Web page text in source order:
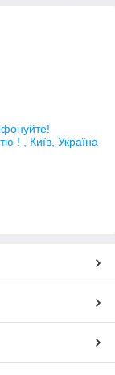
! , Київ, Україна